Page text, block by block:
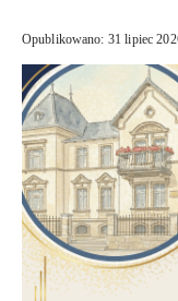
Opublikowano: 31 lipiec